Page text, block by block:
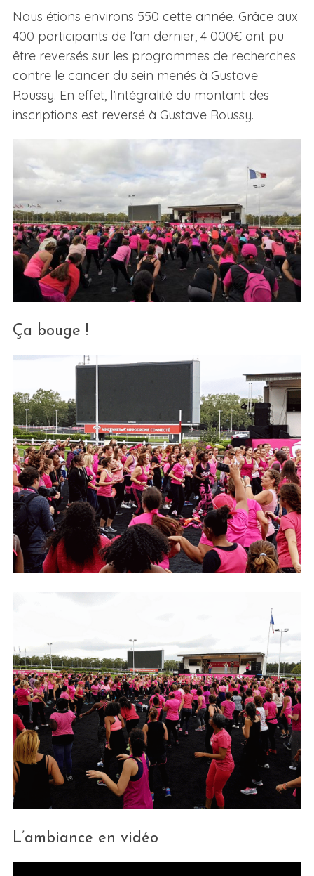
Nous étions environs 550 cette année. Grâce aux
400 participants de l’an dernier, 4 000€ ont pu
être reversés sur les programmes de recherches
contre le cancer du sein menés à Gustave
Roussy. En effet, l’intégralité du montant des
inscriptions est reversé à Gustave Roussy.
Ça bouge !
L’ambiance en vidéo